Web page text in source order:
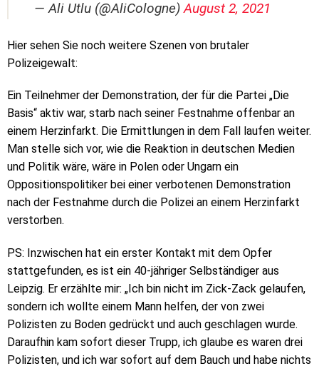
— Ali Utlu (@AliCologne)August 2, 2021
Hier sehen Sie noch weitere Szenen von brutaler
Polizeigewalt:
Ein Teilnehmer der Demonstration, der für die Partei „Die
Basis“ aktiv war, starb nach seiner Festnahme offenbar an
einem Herzinfarkt. Die Ermittlungen in dem Fall laufen weiter.
Man stelle sich vor, wie die Reaktion in deutschen Medien
und Politik wäre, wäre in Polen oder Ungarn ein
Oppositionspolitiker bei einer verbotenen Demonstration
nach der Festnahme durch die Polizei an einem Herzinfarkt
verstorben.
PS: Inzwischen hat ein erster Kontakt mit dem Opfer
stattgefunden, es ist ein 40-jähriger Selbständiger aus
Leipzig. Er erzählte mir: „Ich bin nicht im Zick-Zack gelaufen,
sondern ich wollte einem Mann helfen, der von zwei
Polizisten zu Boden gedrückt und auch geschlagen wurde.
Daraufhin kam sofort dieser Trupp, ich glaube es waren drei
Polizisten, und ich war sofort auf dem Bauch und habe nichts